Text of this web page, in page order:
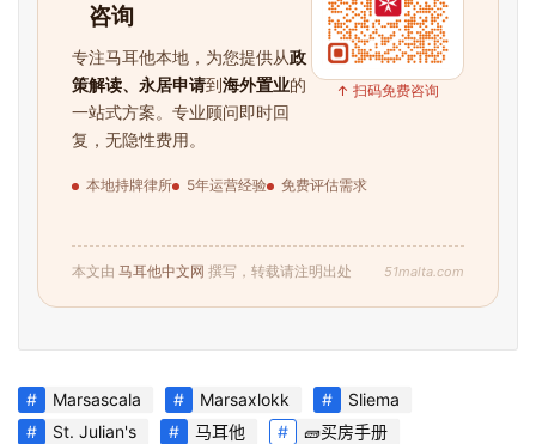
咨询
专注马耳他本地，为您提供从政
策解读、永居申请到海外置业的
一站式方案。专业顾问即时回
复，无隐性费用。
本地持牌律所 5年运营经验 免费评估需求
↑ 扫码免费咨询
本文由 马耳他中文网 撰写，转载请注明出处 51malta.com
Marsascala Marsaxlokk
Sliema
St. Julian's
马耳他 🧱买房手册